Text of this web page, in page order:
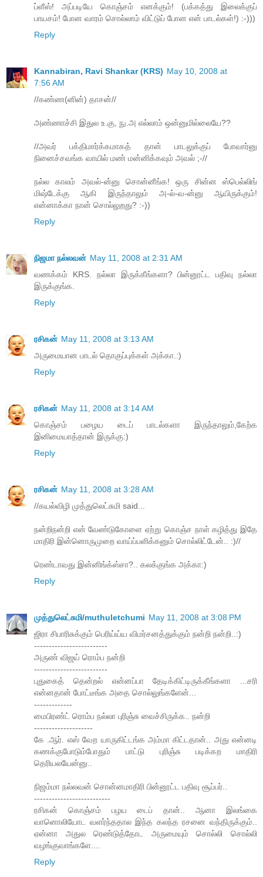
ப்ளீஸ்! அப்படியே கொஞ்சம் எனக்கும்! (பக்கத்து இலைக்குப்
பாயசம்! போன வாரம் சொல்லாம் விட்டுப் போன என் பாடல்கள்!) :-)))
Reply
Kannabiran, Ravi Shankar (KRS) May 10, 2008 at
7:56 AM
//கண்ண(னின்) தாசன்//
அண்ணாச்சி இதுல உ.கு, நு.அ எல்லாம் ஒன்னுமில்லையே??
//அவர் பக்திமார்க்கமாகத் தான் பாடலுக்குப் போவார்னு
நினைச்சவங்க வாயில் மண் மன்னிக்கவும் அவல் ;-//
நல்ல காலம் அவல்-ன்னு சொன்னீங்க! ஒரு சின்ன ஸ்பெல்லிங்
மிஷ்டேக்கு ஆகி இருந்தாலும் அ-ல்-வ-ன்னு ஆயிருக்கும்!
என்னாக்கா நான் சொல்லுறது? :-))
Reply
நிஜமா நல்லவன் May 11, 2008 at 2:31 AM
வணக்கம் KRS. நல்லா இருக்கீங்களா? பின்னூட்ட பதிவு நல்லா
இருக்குங்க.
Reply
ரசிகன் May 11, 2008 at 3:13 AM
அருமையான பாடல் தொகுப்புக்கள் அக்கா.:)
Reply
ரசிகன் May 11, 2008 at 3:14 AM
கொஞ்சம் பழைய டைப் பாடல்களா இருந்தாலும்,கேற்க
இனிமையாத்தான் இருக்கு:)
Reply
ரசிகன் May 11, 2008 at 3:28 AM
//கயல்விழி முத்துலெட்சுமி said...
நன்றிநன்றி என் வேண்டுகோளை ஏற்று கொஞ்ச நாள் கழித்து இதே
மாதிரி இன்னொருமுறை வாய்ப்பளிக்கனும் சொல்லிட்டேன்.. :)//
ரெண்டாவது இன்னிங்க்ஸ்சா?.. கலக்குங்க அக்கா:)
Reply
முத்துலெட்சுமி/muthuletchumi May 11, 2008 at 3:08 PM
ஜிரா சிபாரிசுக்கும் பெரிய்ய்ய விமர்சனத்துக்கும் நன்றி நன்றி..:)
-------------------------
அருண் விஜய் ரொம்ப நன்றி
-------------------------
புதுகைத் தென்றல் என்னப்பா தேடிக்கிட்டிருக்கீங்களா ...சரி
என்னதான் போட்டீங்க அதை சொல்லுங்களேன்...
-------------
மைபிரண்ட் ரொம்ப நல்லா புரிஞ்சு வைச்சிருக்க.. நன்றி
--------------------
கே .ஆர். எஸ் வேற யாருகிட்டங்க அம்மா கிட்டதான்.. அது என்னடி
கணக்குபோடும்போதும் பாட்டு புரிஞ்சு படிக்கற மாதிரி
தெரியலயேன்னு..
நிஜம்மா நல்லவன் சொன்னமாதிரி பின்னூட்ட பதிவு சூப்பர்..
--------------------------
ரசிகன் கொஞ்சம் பழய டைப் தான்.. ஆனா இலங்கை
வானொலியோட வளர்ந்ததால இந்த கலந்த ரசனை வந்திருக்கும்..
ஏன்னா அதுல ரெண்டுத்தோட அருமையும் சொல்லி சொல்லி
வழங்குவாங்களே....
Reply